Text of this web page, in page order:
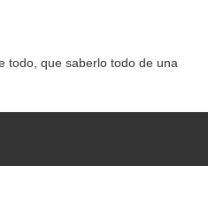
todo, que saberlo todo de una